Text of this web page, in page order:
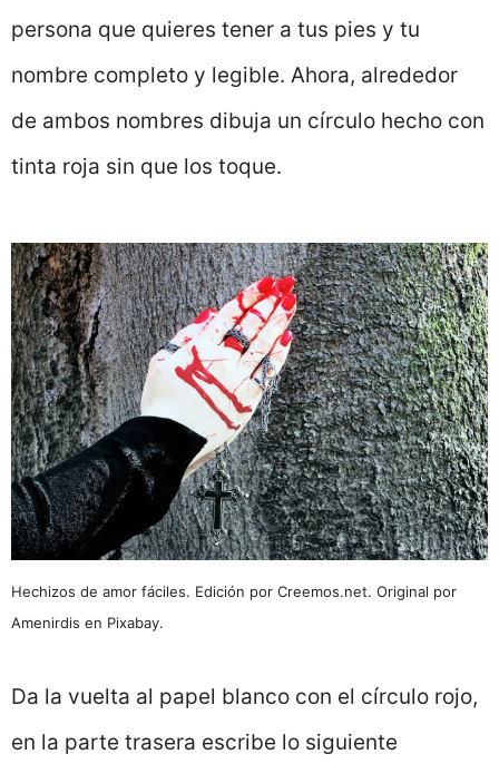
persona que quieres tener a tus pies y tu
nombre completo y legible. Ahora, alrededor
de ambos nombres dibuja un círculo hecho con
tinta roja sin que los toque.
Hechizos de amor fáciles. Edición por Creemos.net. Original por
Amenirdis en Pixabay.
Da la vuelta al papel blanco con el círculo rojo,
en la parte trasera escribe lo siguiente